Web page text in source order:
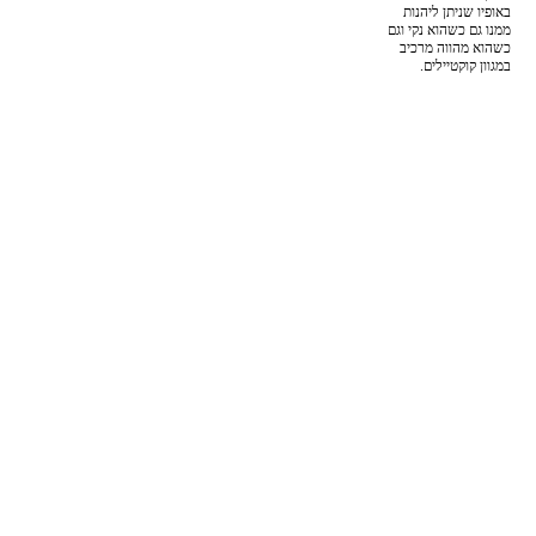
באופיו שניתן ליהנות
ממנו גם כשהוא נקי וגם
כשהוא מהווה מרכיב
במגוון קוקטיילים.